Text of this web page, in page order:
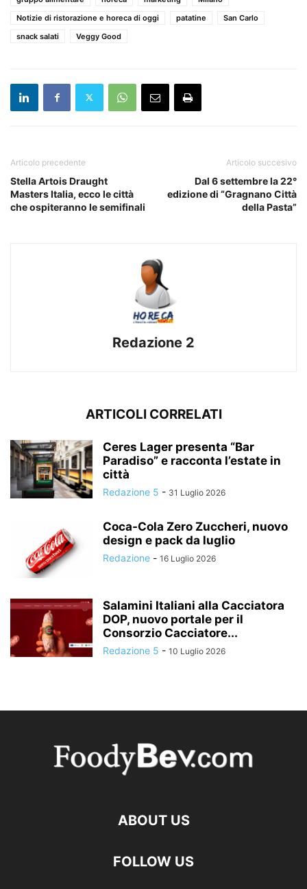
Notizie di ristorazione e horeca di oggi
patatine
San Carlo
snack salati
Veggy Good
Articolo precedente
Stella Artois Draught
Masters Italia, ecco le città
che ospiteranno le semifinali
Articolo succesivo
Dal 6 settembre la 22°
edizione di “Gragnano Città
della Pasta”
Redazione 2
ARTICOLI CORRELATI
Ceres Lager presenta “Bar
Paradiso” e racconta l’estate in
città
Redazione 5 - 31 Luglio 2026
Coca-Cola Zero Zuccheri, nuovo
design e pack da luglio
Redazione - 16 Luglio 2026
Salamini Italiani alla Cacciatora
DOP, nuovo portale per il
Consorzio Cacciatore...
Redazione 5 - 10 Luglio 2026
ABOUT US
FOLLOW US